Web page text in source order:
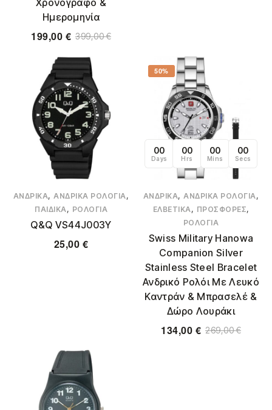
Χρονογράφο &
Ημερομηνία
399,00€
199,00 €
ΑΝΔΡΙΚΆ,ΑΝΔΡΙΚΆ ΡΟΛΌΓΙΑ,
ΠΑΙΔΙΚΆ, ΡΟΛΌΓΙΑ
Q&Q VS44J003Y
25,00 €
50%
00
Days
00
Hrs
00
Mins
00
Secs
ΑΝΔΡΙΚΆ,ΑΝΔΡΙΚΆ ΡΟΛΌΓΙΑ,
ΕΛΒΕΤΙΚΆ, ΠΡΟΣΦΟΡΈΣ,
ΡΟΛΌΓΙΑ
Swiss Military Hanowa
Companion Silver
Stainless Steel Bracelet
Ανδρικό Ρολόι Με Λευκό
Καντράν & Μπρασελέ &
Δώρο Λουράκι
269,00€
134,00 €